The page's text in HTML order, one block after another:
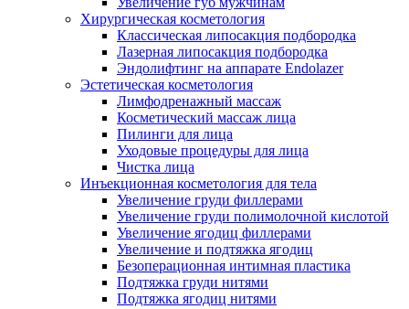
Хирургическая косметология
Классическая липосакция подбородка
Лазерная липосакция подбородка
Эндолифтинг на аппарате Endolazer
Эстетическая косметология
Лимфодренажный массаж
Косметический массаж лица
Пилинги для лица
Уходовые процедуры для лица
Чистка лица
Инъекционная косметология для тела
Увеличение груди филлерами
Увеличение груди полимолочной кислотой
Увеличение ягодиц филлерами
Увеличение и подтяжка ягодиц
Безоперационная интимная пластика
Подтяжка груди нитями
Подтяжка ягодиц нитями